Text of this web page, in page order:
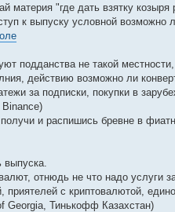
материя "где дать взятку
к выпуску условной
подданства не такой
действию возможно ли
за подписки, покупки в
и распишись бревне в
отнюдь не что надо услуги
приятелей с криптовалютой,
Georgia, Тинькофф Казахстан)